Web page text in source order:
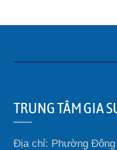
TRUNG TÂM GIA
Địa chỉ: Phường Đông